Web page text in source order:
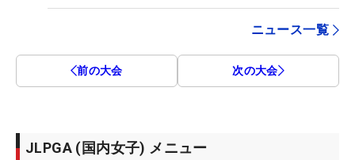
ニュース一覧
前の大会 次の大会
JLPGA (国内女子) メニュー